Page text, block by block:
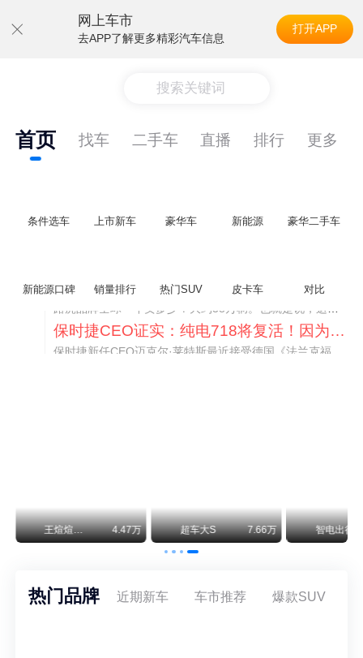
网上车市
去APP了解更多精彩汽车信息
打开APP
搜索关键词
首页 找车 二手车 直播 排行 更多
条件选车 上市新车 豪华车 新能源 豪华二手车
新能源口碑 销量排行 热门SUV 皮卡车 对比
神行者目标年销30万辆，要把路虎销量翻倍
保时捷CEO证实：纯电718将复活！因为奥迪需要
王煊煊的爱车日记 4.47万 超车大S 7.66万 智电出行
热门品牌 近期新车 车市推荐 爆款SUV